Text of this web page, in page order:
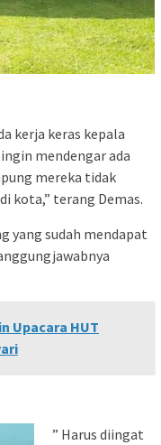
kerja keras kepala
mendengar ada
mereka tidak
kota,” terang Demas.
yang sudah mendapat
Upacara HUT
” Harus diingat